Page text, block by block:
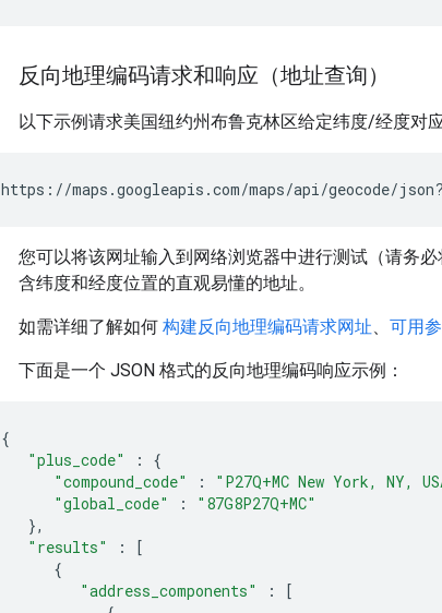
反向地理编码请求和响应（地址查询）
以下示例请求美国纽约州布鲁克林区给定纬度/经度对
https://maps.googleapis.com/maps/api/geocode/
您可以将该网址输入到网络浏览器中进行测试（请务必
含纬度和经度位置的直观易懂的地址。
如需详细了解如何 构建反向地理编码请求网址、 可用
下面是一个 JSON 格式的反向地理编码响应示例：
{
"plus_code"
:
{
"compound_code"
: "P27Q+MC New York, NY,
"global_code"
:
"87G8P27Q+MC"
},
"results"
:
[
{
"address_components"
:
[